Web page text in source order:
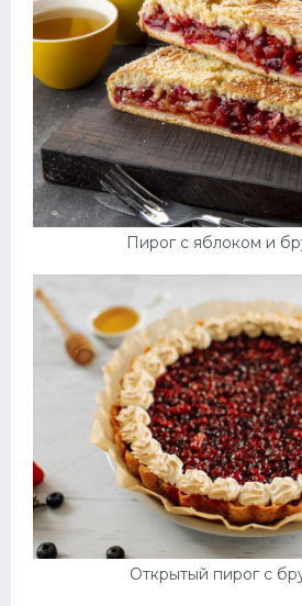
Пирог с яблоком и
Открытый пирог с